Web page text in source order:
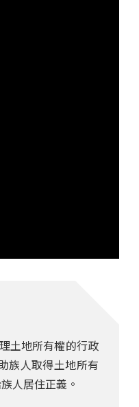
土地所有權的行政
族人取得土地所有
人居住正義。